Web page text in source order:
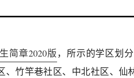
简章2020版 ，所示的学区划
、竹竿巷社区、中北社区、仙